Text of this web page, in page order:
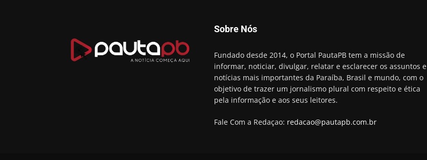
Sobre Nós
Fundado desde 2014, o Portal PautaPB tem a missão de
informar, noticiar, divulgar, relatar e esclarecer os assuntos e
notícias mais importantes da Paraíba, Brasil e mundo, com o
objetivo de trazer um jornalismo plural com respeito e ética
pela informação e aos seus leitores.
Fale Com a Redaçao: redacao@pautapb.com.br